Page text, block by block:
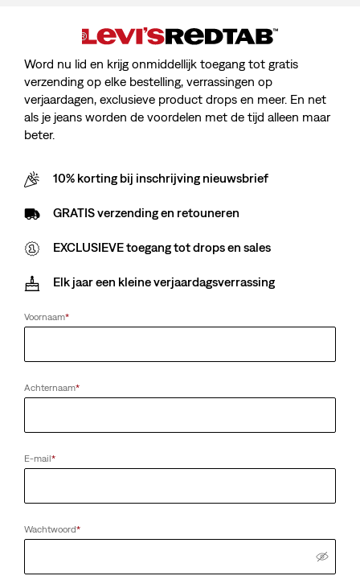
Word nu lid en krijg onmiddellijk toegang tot gratis
verzending op elke bestelling, verrassingen op
verjaardagen, exclusieve product drops en meer. En net
als je jeans worden de voordelen met de tijd alleen maar
beter.
10% korting bij inschrijving nieuwsbrief
GRATIS verzending en retouneren
EXCLUSIEVE toegang tot drops en sales
Elk jaar een kleine verjaardagsverrassing
Voornaam*
Achternaam*
E-mail*
Wachtwoord*